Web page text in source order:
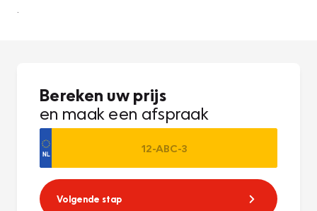
Bereken uw prijs
en maak een afspraak
Volgende stap